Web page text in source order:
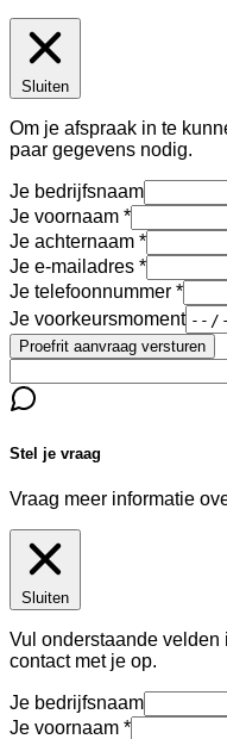
Sluiten
Om je afspraak in te
paar gegevens nodig.
Je bedrijfsnaam
Je voornaam
Je achternaam
Je e-mailadres
Je telefoonnummer
Je voorkeursmoment
Proefrit aanvraag versturen
Stel je vraag
Vraag meer informatie
Sluiten
Vul onderstaande
contact met je op.
Je bedrijfsnaam
Je voornaam